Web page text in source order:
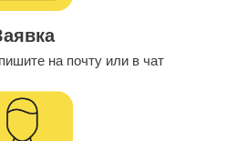
на почту или в чат